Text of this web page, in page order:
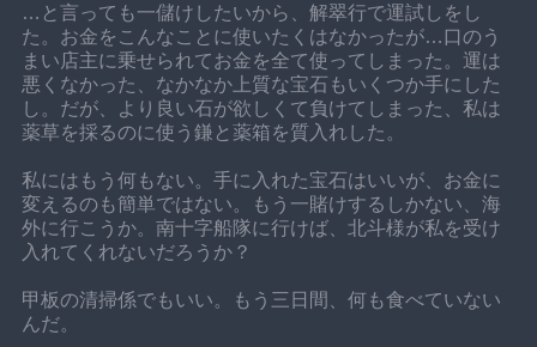
…と言っても一儲けしたいから、解翠行で運試しをし
た。お金をこんなことに使いたくはなかったが…口のう
まい店主に乗せられてお金を全て使ってしまった。運は
悪くなかった、なかなか上質な宝石もいくつか手にした
し。だが、より良い石が欲しくて負けてしまった、私は
薬草を採るのに使う鎌と薬箱を質入れした。
私にはもう何もない。手に入れた宝石はいいが、お金に
変えるのも簡単ではない。もう一賭けするしかない、海
外に行こうか。南十字船隊に行けば、北斗様が私を受け
入れてくれないだろうか？
甲板の清掃係でもいい。もう三日間、何も食べていない
んだ。